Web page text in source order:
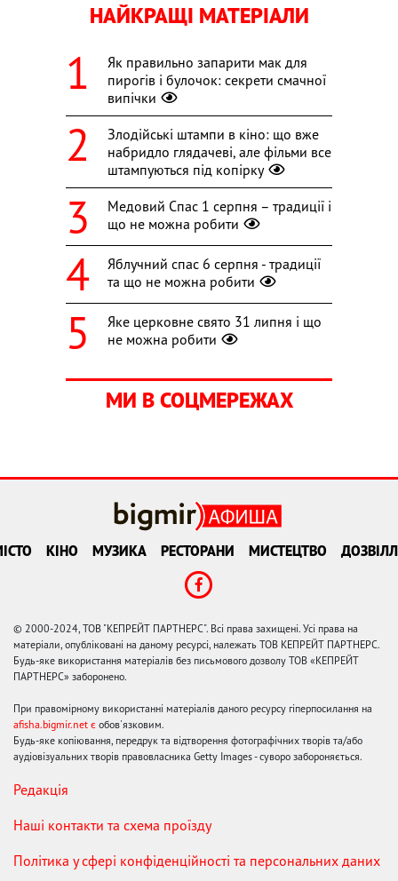
НАЙКРАЩІ МАТЕРІАЛИ
Як правильно запарити мак для
пирогів і булочок: секрети смачної
випічки
Злодійські штампи в кіно: що вже
набридло глядачеві, але фільми все
штампуються під копірку
Медовий Спас 1 серпня – традиції і
що не можна робити
Яблучний спас 6 серпня - традиції
та що не можна робити
Яке церковне свято 31 липня і що
не можна робити
МИ В СОЦМЕРЕЖАХ
КІНО МУЗИКА РЕСТОРАНИ МИСТЕЦТВО
© 2000-2024, ТОВ "КЕПРЕЙТ ПАРТНЕРС". Всі права захищені. Усі права на
матеріали, опубліковані на даному ресурсі, належать ТОВ КЕПРЕЙТ ПАРТНЕРС.
Будь-яке використання матеріалів без письмового дозволу ТОВ «КЕПРЕЙТ
ПАРТНЕРС» заборонено.
При правомірному використанні матеріалів даного ресурсу гіперпосилання на
afisha.bigmir.net є обов'язковим.
Будь-яке копіювання, передрук та відтворення фотографічних творів та/або
аудіовізуальних творів правовласника Getty Images - суворо забороняється.
Редакція
Наші контакти та схема проїзду
Політика у сфері конфіденційності та персональних даних